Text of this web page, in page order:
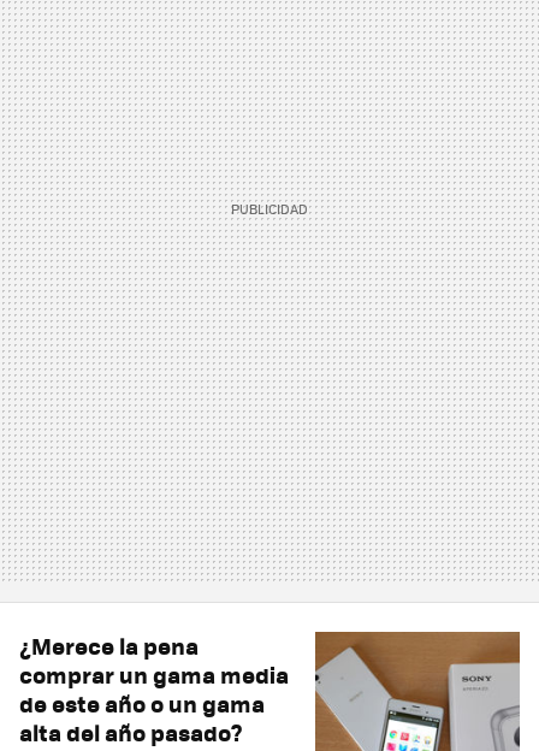
¿Merece la pena
comprar un gama media
de este año o un gama
alta del año pasado?